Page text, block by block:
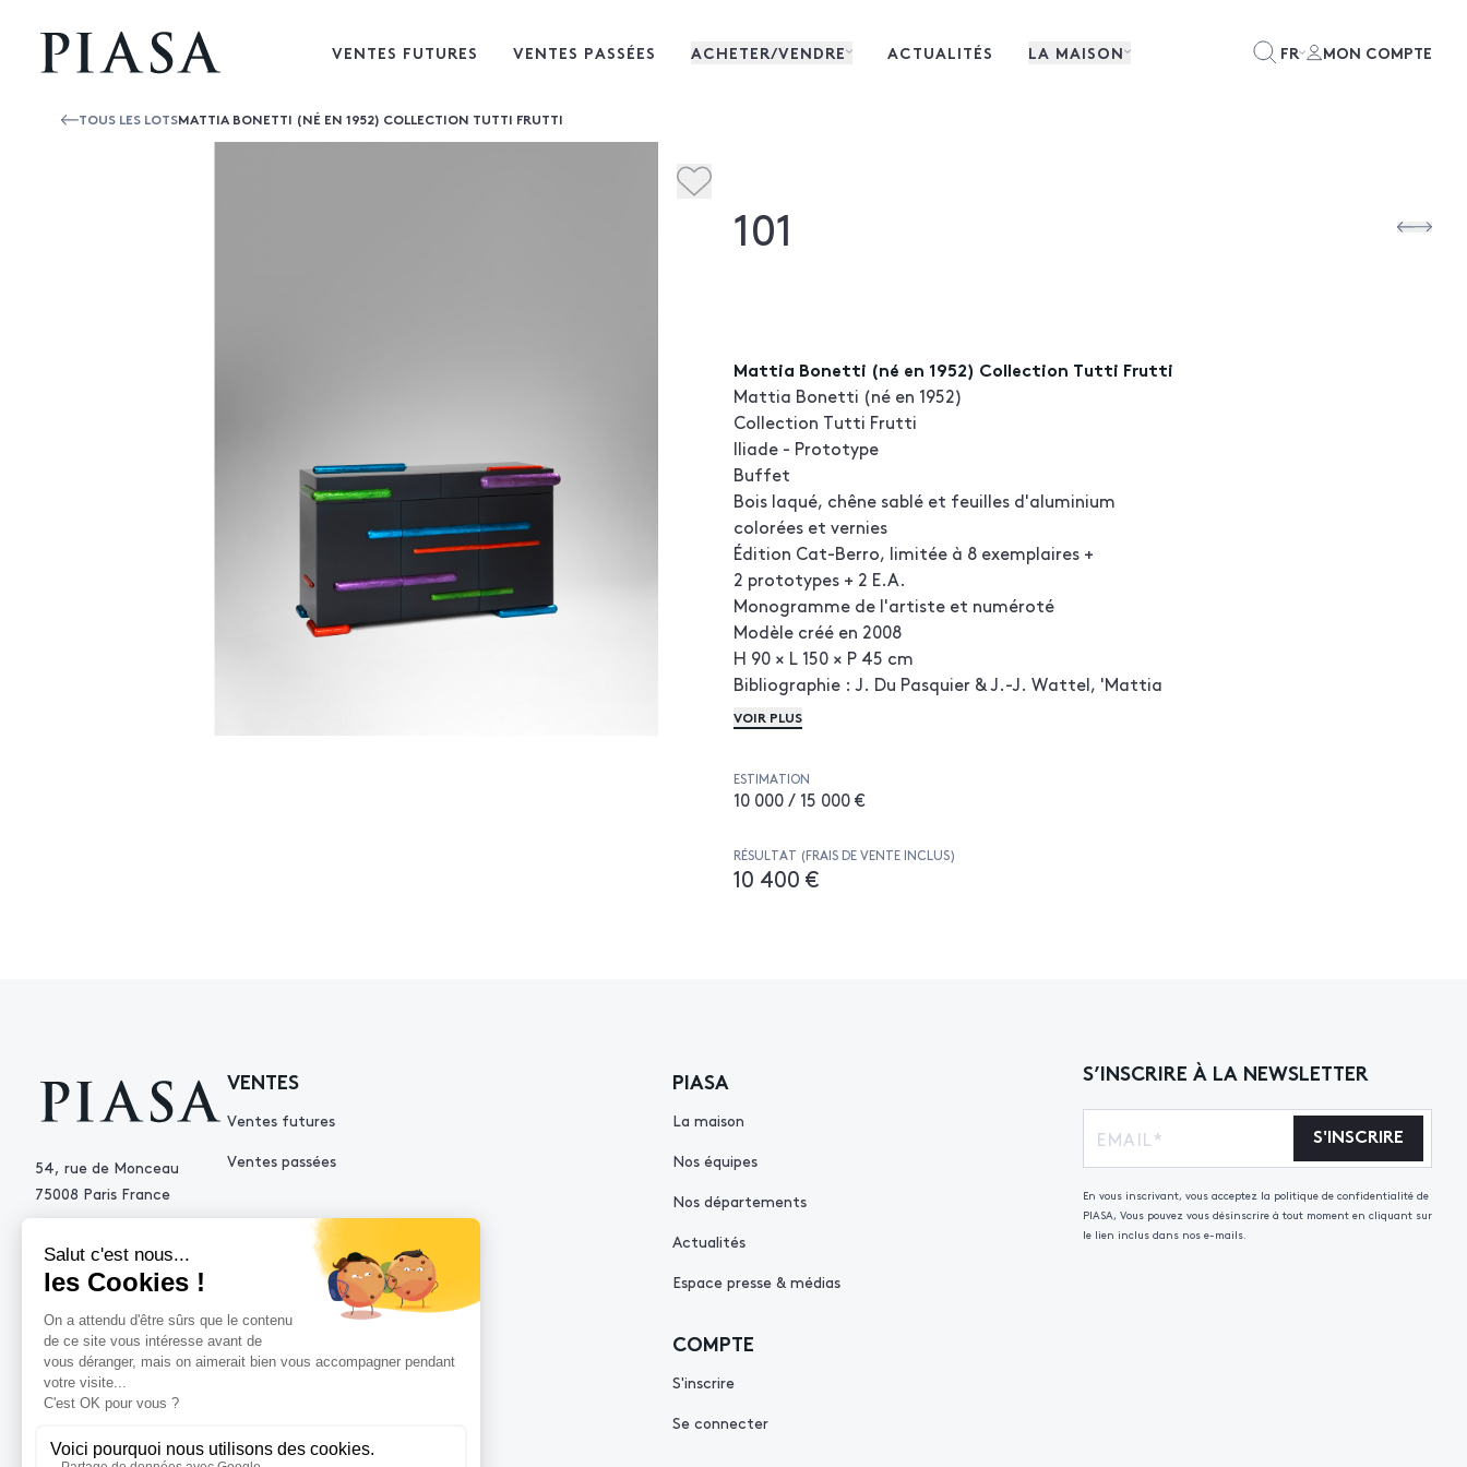
VENTES FUTURES VENTES PASSÉES ACHETER/VENDRE ACTUALITÉS LA MAISON FR MON COMPTE
TOUS LES LOTSMATTIA BONETTI (NÉ EN 1952) COLLECTION TUTTI FRUTTI
101
Mattia Bonetti (né en 1952) Collection Tutti Frutti
Mattia Bonetti (né en 1952)
Collection Tutti Frutti
Iliade - Prototype
Buffet
Bois laqué, chêne sablé et feuilles d'aluminium
colorées et vernies
Édition Cat-Berro, limitée à 8 exemplaires +
2 prototypes + 2 E.A.
Monogramme de l'artiste et numéroté
Modèle créé en 2008
H 90 × L 150 × P 45 cm
Bibliographie : J. Du Pasquier & J.-J. Wattel, 'Mattia
Bonetti, Vol. 1', Ed. Louvre Victoire, Paris, 2015,
modèle similaire p. 515
VOIR PLUS
ESTIMATION
10 000 / 15 000 €
RÉSULTAT (FRAIS DE VENTE INCLUS)
10 400 €
54, rue de Monceau
75008 Paris France
contact@piasa.fr
VENTES
Ventes futures
Ventes passées
PIASA
La maison
Nos équipes
Nos départements
Actualités
Espace presse & médias
AIDE
Demande d’estimation
COMPTE
S'inscrire
Se connecter
S’INSCRIRE À LA NEWSLETTER
S'INSCRIRE
En vous inscrivant, vous acceptez la politique de confidentialité de
PIASA, Vous pouvez vous désinscrire à tout moment en cliquant sur
le lien inclus dans nos e-mails.